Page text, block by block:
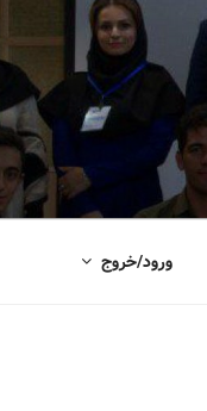
ورود/خروج